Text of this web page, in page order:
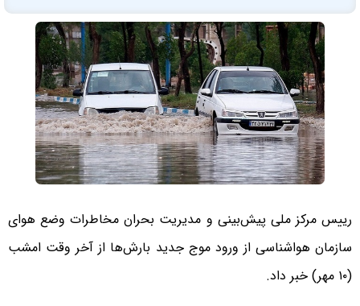
رییس مرکز ملی پیش‌بینی و مدیریت بحران مخاطرات وضع هوای
سازمان هواشناسی از ورود موج جدید بارش‌ها از آخر وقت امشب
(۱۰ مهر) خبر داد.